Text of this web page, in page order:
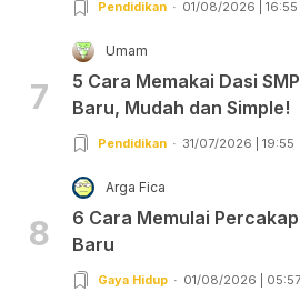
Pendidikan 01/08/2026 | 16:55
7
Umam
5 Cara Memakai Dasi
Baru, Mudah dan Simple!
Pendidikan 31/07/2026 | 19:55
8
Arga Fica
6 Cara Memulai
Baru
Gaya Hidup 01/08/2026 | 05:57